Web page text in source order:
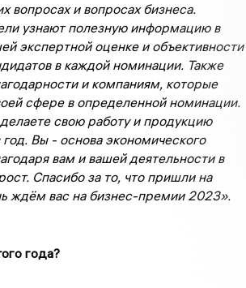
вопросах и вопросах бизнеса.
узнают полезную информацию в
экспертной оценке и объективности
в каждой номинации. Также
и компаниям, которые
сфере в определенной номинации.
свою работу и продукцию
год. Вы - основа экономического
вам и вашей деятельности в
Спасибо за то, что пришли на
ждём вас на бизнес-премии 2023».
года?